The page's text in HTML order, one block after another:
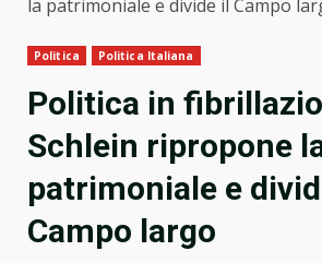
la patrimoniale e divide il Campo
Politica Politica Italiana
Politica in
Schlein ripropone
patrimoniale e
Campo largo